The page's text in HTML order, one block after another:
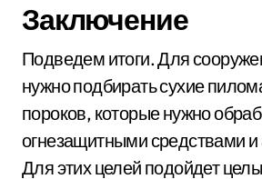
Заключение
Подведем итоги. Для
нужно подбирать сухие
пороков, которые нужно
огнезащитными средствами и
Для этих целей подойдет